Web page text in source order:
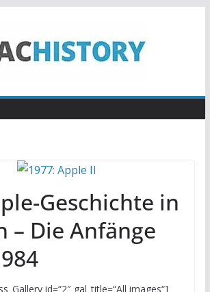
Geschichte in
– Die Anfänge
id=“2″ gal_title=“All images“]